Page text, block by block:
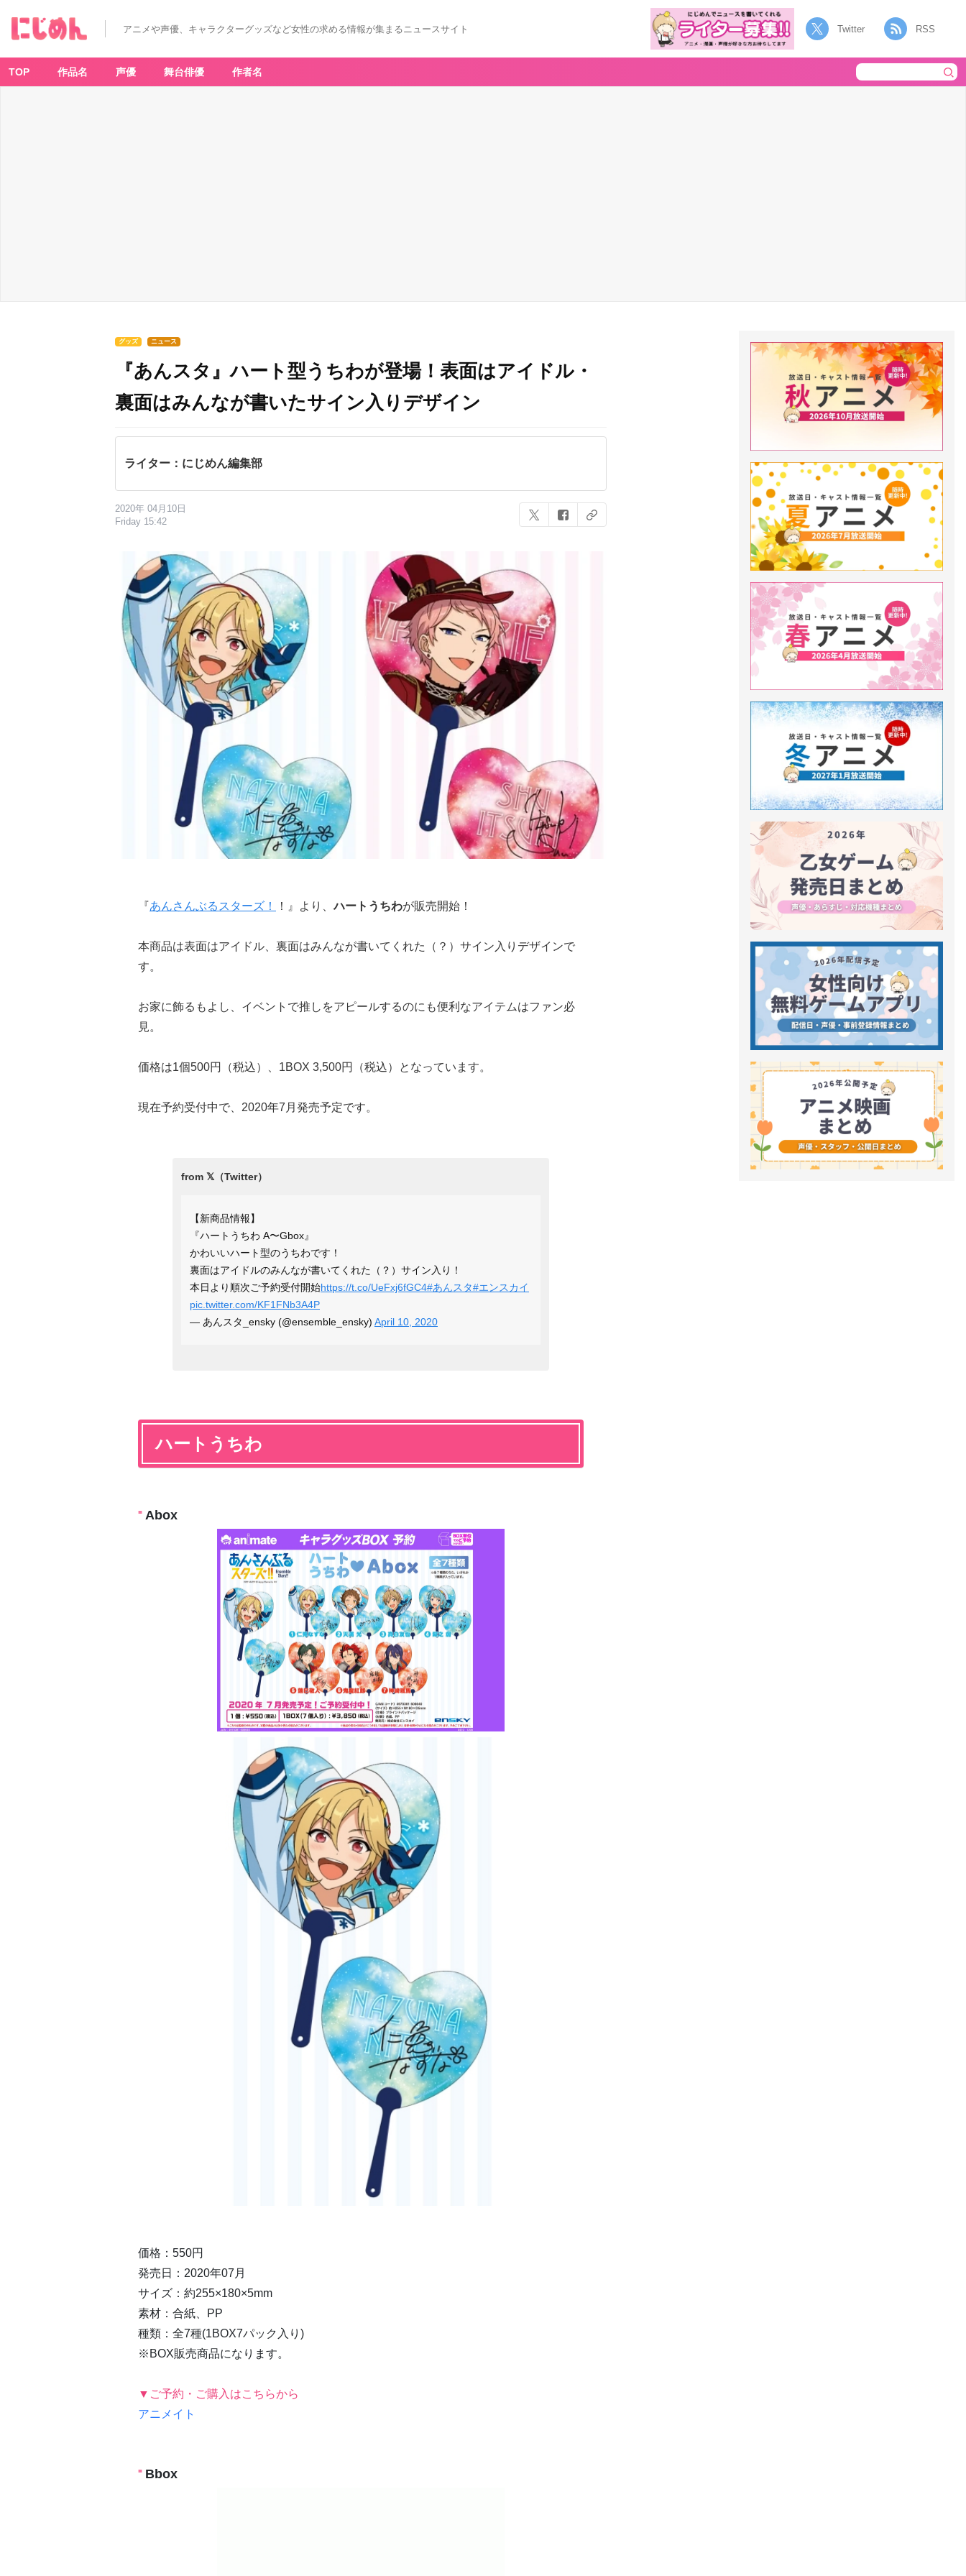
アニメや声優、キャラクターグッズなど女性の求める情報が集まるニュースサイト Twitter RSS
TOP 作品名 声優 舞台俳優 作者名
グッズ ニュース
『あんスタ』ハート型うちわが登場！表面はアイドル・
裏面はみんなが書いたサイン入りデザイン
ライター：にじめん編集部
2020年 04月10日
Friday 15:42
『あんさんぶるスターズ！ ！』より、ハートうちわが販売開始！
本商品は表面はアイドル、裏面はみんなが書いてくれた（？）サイン入りデザインで
す。
お家に飾るもよし、イベントで推しをアピールするのにも便利なアイテムはファン必
見。
価格は1個500円（税込）、1BOX 3,500円（税込）となっています。
現在予約受付中で、2020年7月発売予定です。
【新商品情報】
『ハートうちわ A〜Gbox』
かわいいハート型のうちわです！
裏面はアイドルのみんなが書いてくれた（？）サイン入り！
本日より順次ご予約受付開始https://t.co/UeFxj6fGC4#あんスタ#エンスカイ
pic.twitter.com/KF1FNb3A4P
— あんスタ_ensky (@ensemble_ensky) April 10, 2020
ハートうちわ
Abox
価格：550円
発売日：2020年07月
サイズ：約255×180×5mm
素材：合紙、PP
種類：全7種(1BOX7パック入り)
※BOX販売商品になります。
▼ご予約・ご購入はこちらから
アニメイト
Bbox